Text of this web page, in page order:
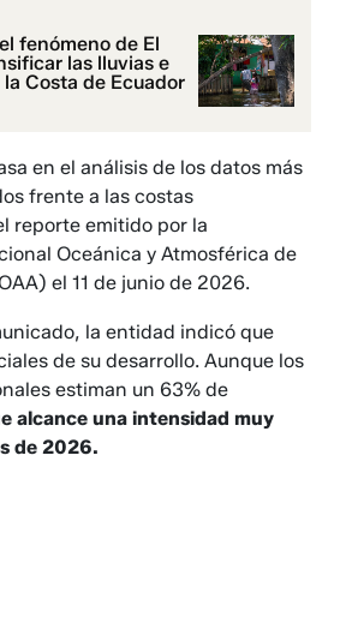
fenómeno de El
las lluvias e
Costa de Ecuador
en el análisis de los datos más
frente a las costas
reporte emitido por la
Oceánica y Atmosférica de
el 11 de junio de 2026.
la entidad indicó que
de su desarrollo. Aunque los
estiman un 63% de
alcance una intensidad muy
de 2026.